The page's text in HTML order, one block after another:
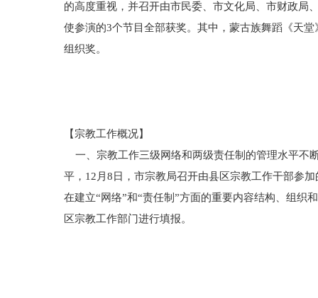
的高度重视，并召开由市民委、市文化局、市财政局
使参演的3个节目全部获奖。其中，蒙古族舞蹈《天
组织奖。
【宗教工作概况】
一、宗教工作三级网络和两级责任制的管理水平不
平，12月8日，市宗教局召开由县区宗教工作干部参
在建立“网络”和“责任制”方面的重要内容结构、组织
区宗教工作部门进行填报。